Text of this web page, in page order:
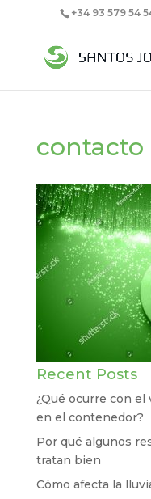
+34 93 579 54
contacto
Recent Posts
¿Qué ocurre con
en el contenedor?
Por qué algunos
tratan bien
Cómo afecta la